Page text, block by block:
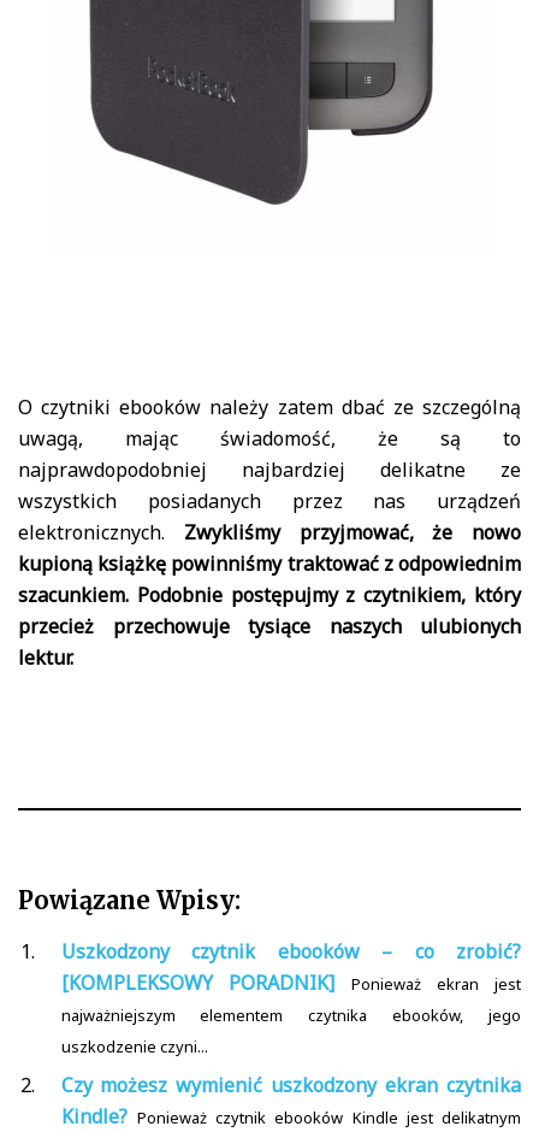
O czytniki ebooków należy zatem dbać ze szczególną
uwagą, mając świadomość, że są to
najprawdopodobniej najbardziej delikatne ze
wszystkich posiadanych przez nas urządzeń
elektronicznych. Zwykliśmy przyjmować, że nowo
kupioną książkę powinniśmy traktować z odpowiednim
szacunkiem. Podobnie postępujmy z czytnikiem, który
przecież przechowuje tysiące naszych ulubionych
lektur.
Powiązane Wpisy:
Uszkodzony czytnik ebooków – co zrobić?
[KOMPLEKSOWY PORADNIK]
Ponieważ ekran jest
najważniejszym elementem czytnika ebooków, jego
uszkodzenie czyni...
Czy możesz wymienić uszkodzony ekran czytnika
Kindle? Ponieważ czytnik ebooków Kindle jest delikatnym